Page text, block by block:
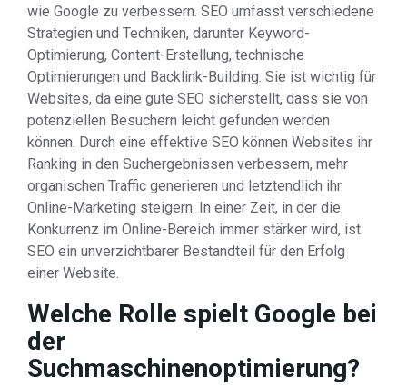
wie Google zu verbessern. SEO umfasst verschiedene
Strategien und Techniken, darunter Keyword-
Optimierung, Content-Erstellung, technische
Optimierungen und Backlink-Building. Sie ist wichtig für
Websites, da eine gute SEO sicherstellt, dass sie von
potenziellen Besuchern leicht gefunden werden
können. Durch eine effektive SEO können Websites ihr
Ranking in den Suchergebnissen verbessern, mehr
organischen Traffic generieren und letztendlich ihr
Online-Marketing steigern. In einer Zeit, in der die
Konkurrenz im Online-Bereich immer stärker wird, ist
SEO ein unverzichtbarer Bestandteil für den Erfolg
einer Website.
Welche Rolle spielt Google bei
der
Suchmaschinenoptimierung?